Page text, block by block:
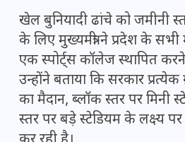
खेल बुनियादी ढांचे को जमीनी
के लिए मुख्यमंत्री ने प्रदेश के
एक स्पोर्ट्स कॉलेज स्थापित करने
उन्होंने बताया कि सरकार
का मैदान, ब्लॉक स्तर पर मिनी
स्तर पर बड़े स्टेडियम के लक्ष्य